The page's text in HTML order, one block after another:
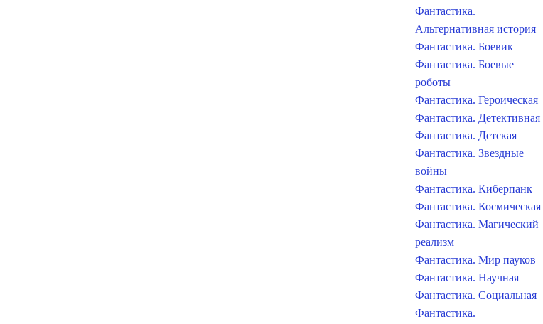
Фантастика.
Альтернативная история
Фантастика. Боевик
Фантастика. Боевые
роботы
Фантастика. Героическая
Фантастика. Детективная
Фантастика. Детская
Фантастика. Звездные
войны
Фантастика. Киберпанк
Фантастика. Космическая
Фантастика. Магический
реализм
Фантастика. Мир пауков
Фантастика. Научная
Фантастика. Социальная
Фантастика.